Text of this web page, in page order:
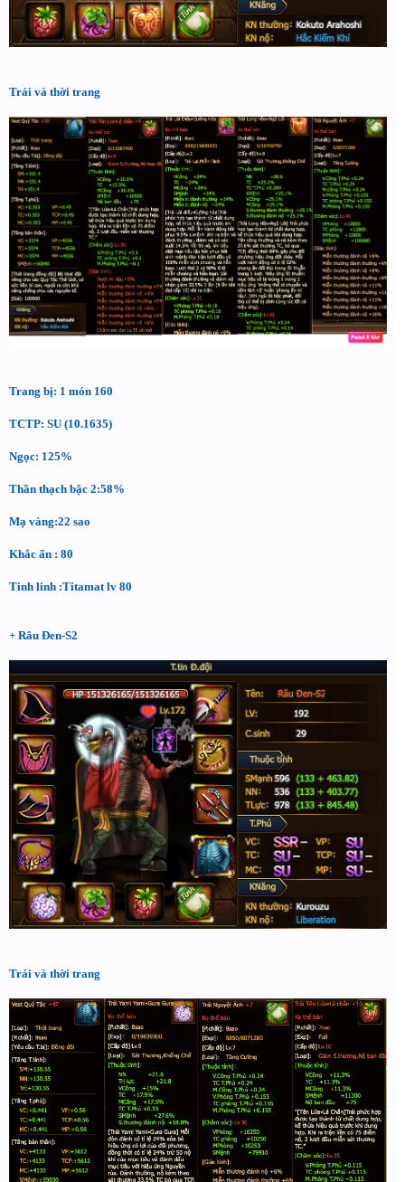
Trái và thời trang
Trang bị: 1 món 160
TCTP: SU (10.1635)
Ngọc: 125%
Thần thạch bậc 2:58%
Mạ vàng:22 sao
Khắc ấn : 80
Tinh linh :Titamat lv 80
+ Râu Đen-S2
Trái và thời trang